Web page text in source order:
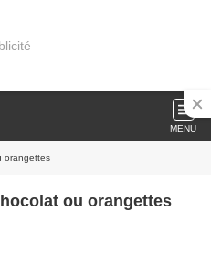
MENU
orangettes
ou orangettes